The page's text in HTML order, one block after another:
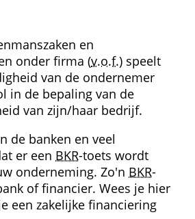
en
onder firma (v.o.f.) speelt
van de ondernemer
in de bepaling van de
van zijn/haar bedrijf.
de banken en veel
er een BKR-toets wordt
onderneming. Zo'n BKR-
of financier. Wees je hier
een zakelijke financiering